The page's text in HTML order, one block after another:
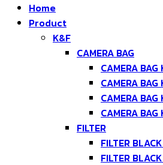
Home
Product
K&F
CAMERA BAG
CAMERA BAG
CAMERA BAG
CAMERA BAG
CAMERA
FILTER
FILTER
FILTER